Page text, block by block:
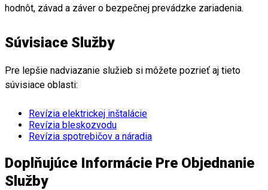
hodnôt, závad a záver o bezpečnej prevádzke zariadenia.
Súvisiace Služby
Pre lepšie nadviazanie služieb si môžete pozrieť aj tieto
súvisiace oblasti:
Revízia elektrickej inštalácie
Revízia bleskozvodu
Revízia spotrebičov a náradia
Doplňujúce Informácie Pre Objednanie
Služby